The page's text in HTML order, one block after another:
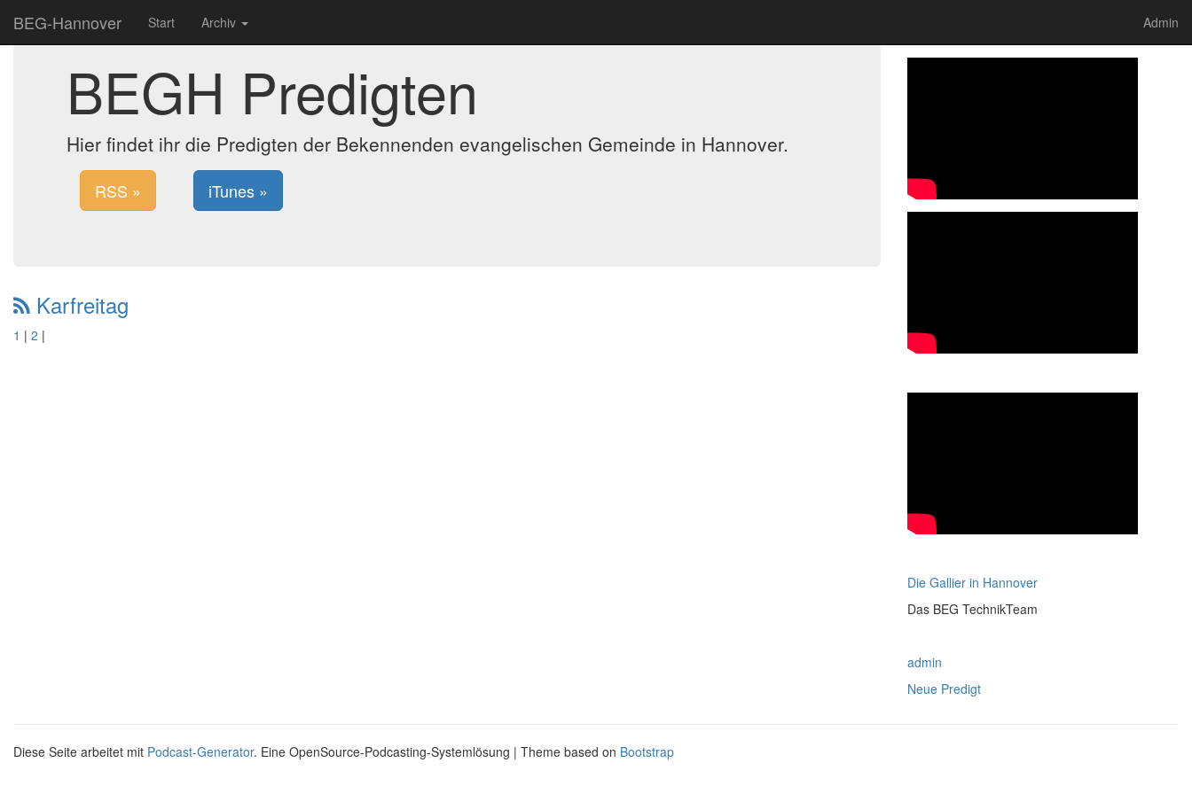
BEG-Hannover Admin
Start Archiv
BEGH Predigten
Hier findet ihr die Predigten der Bekennenden evangelischen Gemeinde in Hannover.
RSS » iTunes »
Karfreitag
1 | 2 |
Die Gallier in Hannover
Das BEG TechnikTeam
admin
Neue Predigt
Diese Seite arbeitet mit Podcast-Generator. Eine OpenSource-Podcasting-Systemlösung | Theme based on Bootstrap